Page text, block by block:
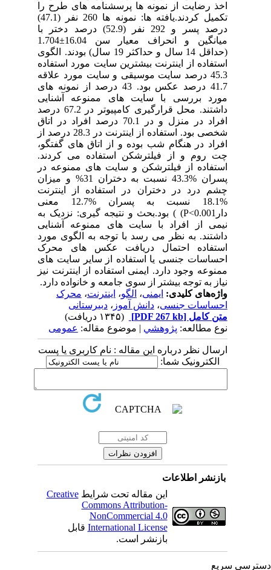
اخذ رضایت از نمونه ها پرسشنامه های طرح را
تکمیل کردند.یافته ها: نمونه ها 260 نفر (47.1)
درصد پسر و 292 نفر (52.9) درصد دختر با
میانگین و انحراف معیار سن 16.04±1.704
(حداقل 14 سال و حداکثر 19 سال) بودند. الگوی
استفاده از اینترنت بیشترین سایت مورد استفاده
45.3 درصد سایت موسیقی و سایت مورد علاقه
41.7 درصد عکس بود. 43 درصد از نمونه های
مورد بررسی با سایت های ممنوعه آشنایی
داشتند. محل قرارگیری کامپیوتر در 67.2 درصد
افراد در منزل و در 70.1 درصد افراد در اتاق
شخصی بود. استفاده از اینترنت در 28.3 درصد از
افراد در هنگام شب بوده و از اتاق های گفتگو،
چت روم و از فیلترشکن استفاده می کردند.
استفاده از فیلترشکن و سایت های ممنوعه در
پسران %43.3 نسبت به دختران 31% و میزان
چشم درد در دختران در استفاده از اینترنت
%18.1 نسبت به پسران %12.7 معنی
دارP<0.001) ) بود.بحث و نتیجه گیری: نزدیک به
نیمی از افراد با سایت های ممنوعه آشنایی
داشتند. به نظر می رسد با توجه به الگوی مورد
استفاده احتمال دریافت عکس های محرک
احساسات جنسی یا استفاده از سایر سایت های
ممنوعه وجود دارد. ایمنی استفاده از اینترنت نیز
نیاز به توجه بیشتر از سوی جامعه و خانواده دارد.
واژه‌های کلیدی:ایمنی،الگو،اینترنت،محرک
احساسات جنسی،دانش آموز، دبیرستانی
متن کامل[PDF 267 kb]
نوع مطالعه:پژوهشي| موضوع مقاله:عمومى
ارسال نظر درباره این مقاله : نام کاربری یا پست
الکترونیک شما:
بازنشر اطلاعات
این مقاله تحت شرایطCreative
Commons Attribution-
NonCommercial 4.0
International Licenseقابل
بازنشر است.
سریع